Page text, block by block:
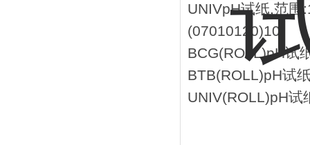
UNIVpH试纸,范围
(07010120)10
BCG(ROLL)pH试
BTB(ROLL)pH试
UNIV(ROLL)pH试